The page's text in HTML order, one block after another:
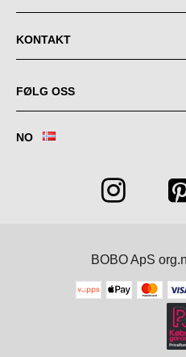
KONTAKT
FØLG OSS
NO
BOBO ApS